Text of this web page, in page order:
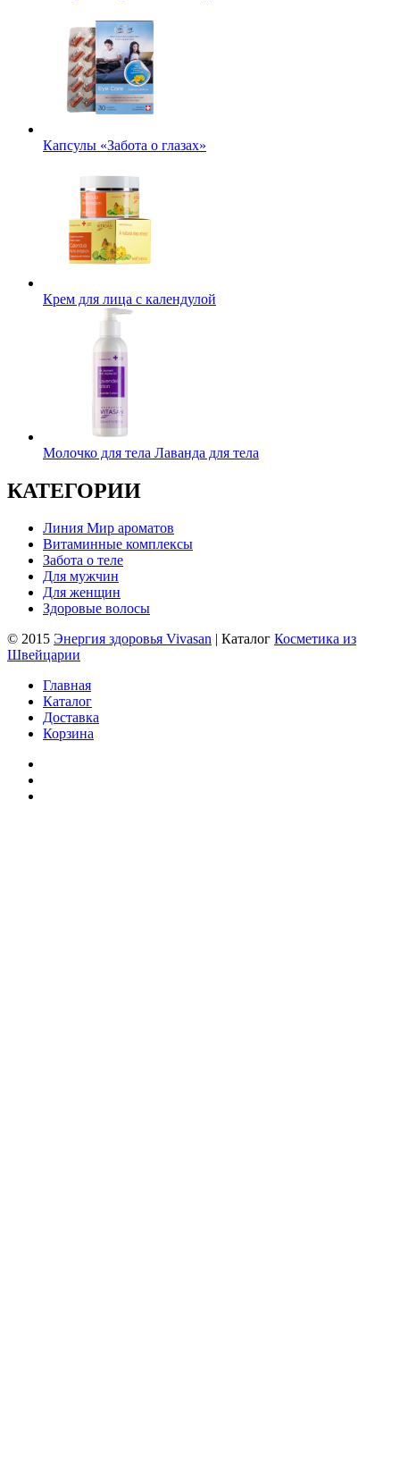
Капсулы «Забота о глазах»
Крем для лица с календулой
Молочко для тела Лаванда для тела
КАТЕГОРИИ
Линия Мир ароматов
Витаминные комплексы
Забота о теле
Для мужчин
Для женщин
Здоровые волосы
© 2015 Энергия здоровья Vivasan | Каталог Косметика из
Швейцарии
Главная
Каталог
Доставка
Корзина